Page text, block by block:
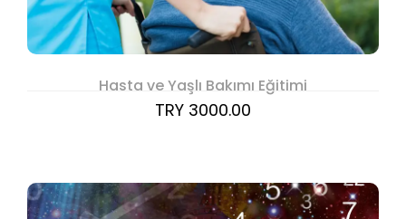
Hasta ve Yaşlı Bakımı Eğitimi
TRY 3000.00